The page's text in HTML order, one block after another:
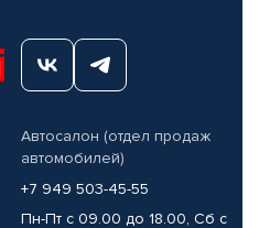
Автосалон (отдел продаж
автомобилей)
+7 949 503-45-55
Пн-Пт с 09.00 до 18.00, Сб с